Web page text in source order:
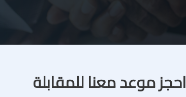
احجز موعد معنا للمقابلة